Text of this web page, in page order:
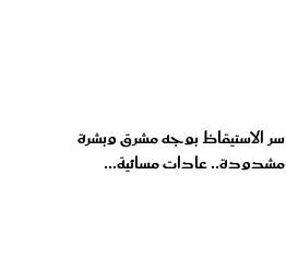
سر الاستيقاظ بوجه مشرق وبشرة
مشدودة.. عادات مسائية...